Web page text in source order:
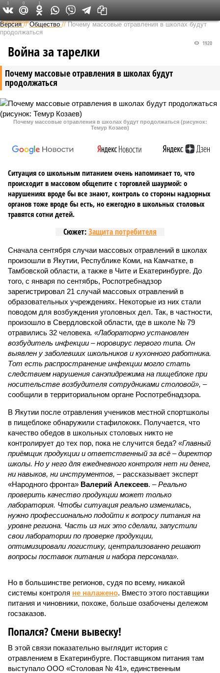
Федеральный выпуск
Версия //Общество //Почему массовые отравления в школах будут
продолжаться
Почему массовые отравления в школах будут
продолжаться
1920
Война за тарелки
Почему массовые отравления в школах будут продолжаться (рисунок:
Темур Козаев)
Ситуация со школьным питанием очень напоминает то, что
происходит в массовом общепите с торговлей шаурмой: о
нарушениях вроде бы все знают, контроль со стороны надзорных
органов тоже вроде бы есть, но ежегодно в школьных столовых
травятся сотни детей.
Сюжет:Защита потребителя
Сначала сентября случаи массовых отравлений в школах
произошли в Якутии, Республике Коми, на Камчатке, в
Тамбовской области, а также в Чите и Екатеринбурге. До
того, с января по сентябрь, Роспотребнадзор
зарегистрировал 21 случай массовых отравлений в
образовательных учреждениях. Некоторые из них стали
поводом для возбуждения уголовных дел. Так, в частности,
произошло в Свердловской области, где в школе № 79
отравились 32 человека. «Лабораторно установлен
возбудитель инфекции – норовирус первого типа. Он
выявлен у заболевших школьников и кухонного работника.
Тот есть распространение инфекции могло стать
следствием нарушения санэпидрежима на пищеблоке при
носительстве возбудителя сотрудниками столовой», –
сообщили в территориальном органе Роспотребнадзора.
В Якутии после отравления учеников местной спортшколы
в пищеблоке обнаружили стафилококк. Получается, что
качество обедов в школьных столовых никто не
контролирует до тех пор, пока не случится беда? «Главный
приёмщик продукции и ответственный за всё – директор
школы. Но у него для ежедневного контроля нет ни денег,
ни навыков, ни инструментов, – рассказывает эксперт
«Народного фронта» Валерий Алексеев. –Реально
проверить качество продукции может только
лаборатория. Чтобы ситуация реально изменилась,
нужно профессионально подойти к вопросу питания на
уровне региона. Часть из них это сделали, запустили
свои лаборатории по проверке продукции,
оптимизировали логистику, централизованно решают
вопросы поставок питания и набора персонала».
Но в большинстве регионов, судя по всему, никакой
системы контроля не налажено. Вместо этого поставщики
питания и чиновники, похоже, больше озабочены дележом
госзаказов.
Попался? Смени вывеску!
В этой связи показательно выглядит история с
отравлением в Екатеринбурге. Поставщиком питания там
выступало ООО «Столовая № 41», единственным
1 0 1